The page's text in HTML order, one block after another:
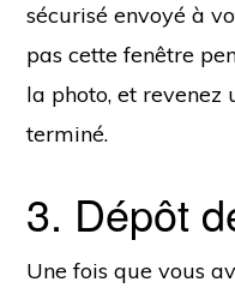
sécurisé envoyé à
pas cette fenêtre
la photo, et revenez
terminé.
3. Dépôt
Une fois que vous